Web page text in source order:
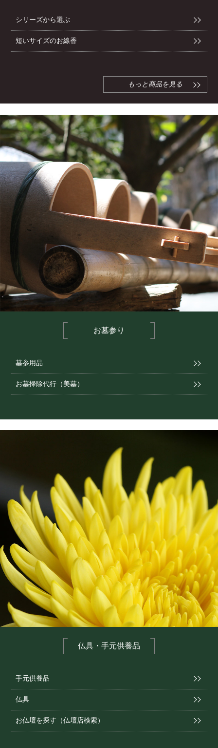
シリーズから選ぶ
短いサイズのお線香
もっと商品を見る
お墓参り
墓参用品
お墓掃除代行（美墓）
仏具・手元供養品
手元供養品
仏具
お仏壇を探す（仏壇店検索）